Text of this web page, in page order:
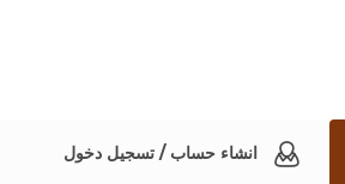
انشاء حساب / تسجيل دخول